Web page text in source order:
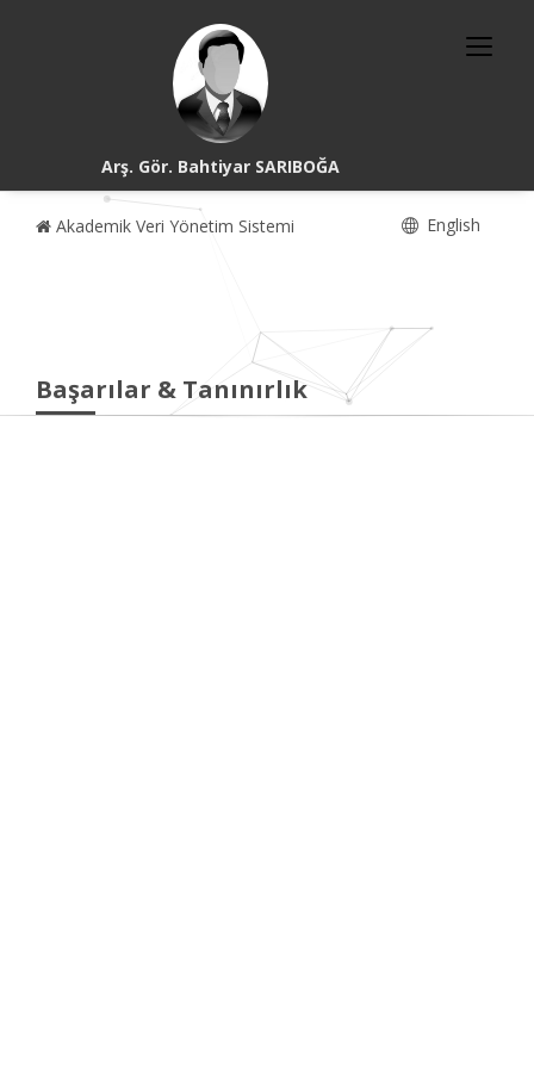
Arş. Gör. Bahtiyar SARIBOĞA
Akademik Veri Yönetim Sistemi English
Başarılar & Tanınırlık